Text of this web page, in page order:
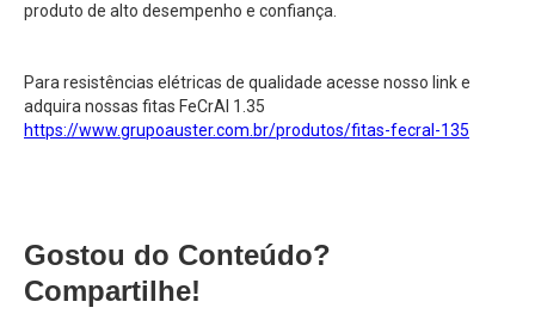
produto de alto desempenho e confiança.
Para resistências elétricas de qualidade acesse nosso link e
adquira nossas fitas FeCrAl 1.35
https://www.grupoauster.com.br/produtos/fitas-fecral-135
Gostou do Conteúdo?
Compartilhe!